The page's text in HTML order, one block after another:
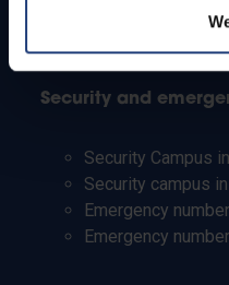
Working students
Security and
Security Campus
Security campus
Emergency
Emergency